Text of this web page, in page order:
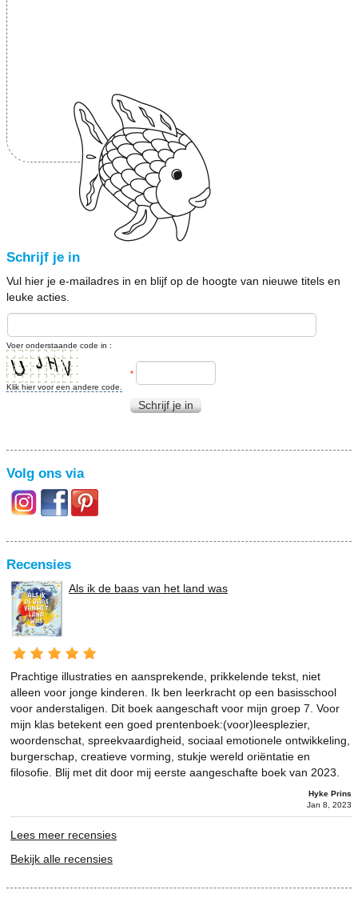
Schrijf je in
Vul hier je e-mailadres in en blijf op de hoogte van nieuwe titels en
leuke acties.
Voer onderstaande code in :
Klik hier voor een andere code.
*
Schrijf je in
Volg ons via
Recensies
Als ik de baas van het land was
Prachtige illustraties en aansprekende, prikkelende tekst, niet
alleen voor jonge kinderen. Ik ben leerkracht op een basisschool
voor anderstaligen. Dit boek aangeschaft voor mijn groep 7. Voor
mijn klas betekent een goed prentenboek:(voor)leesplezier,
woordenschat, spreekvaardigheid, sociaal emotionele ontwikkeling,
burgerschap, creatieve vorming, stukje wereld oriëntatie en
filosofie. Blij met dit door mij eerste aangeschafte boek van 2023.
Hyke Prins
Jan 8, 2023
Lees meer recensies
Bekijk alle recensies